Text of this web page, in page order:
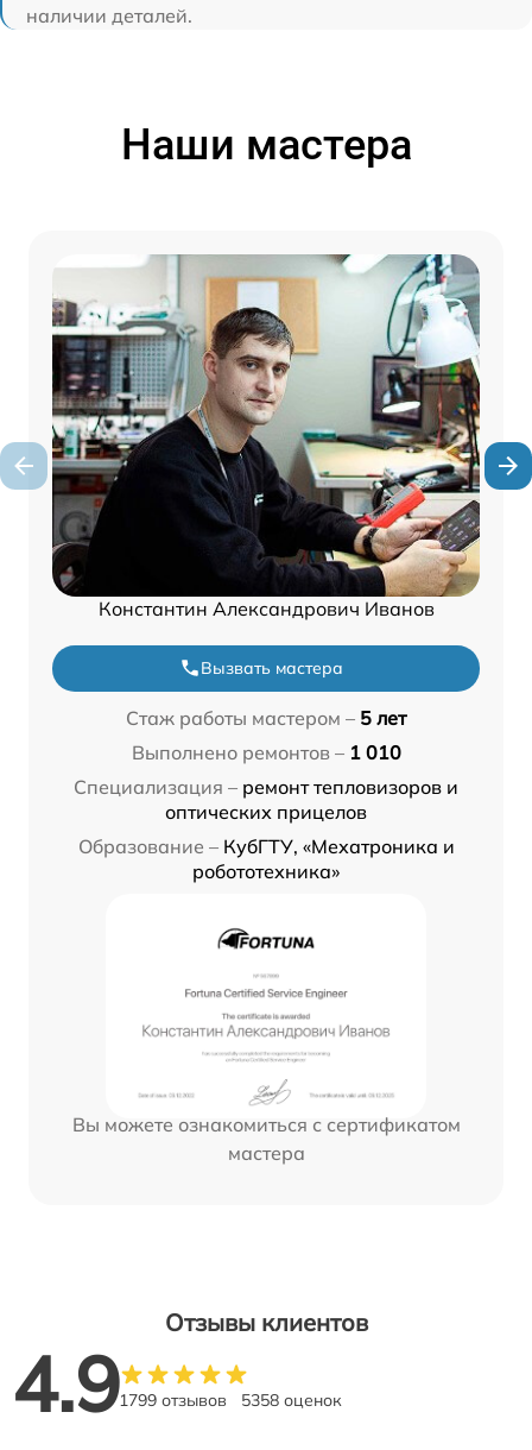
наличии деталей.
Наши мастера
Константин Александрович Иванов
Вызвать мастера
Стаж работы мастером – 5 лет
Выполнено ремонтов – 1 010
Специализация – ремонт тепловизоров и
оптических прицелов
Образование – КубГТУ, «Мехатроника и
робототехника»
Вы можете ознакомиться с сертификатом
мастера
Отзывы клиентов
4.91799 отзывов 5358 оценок